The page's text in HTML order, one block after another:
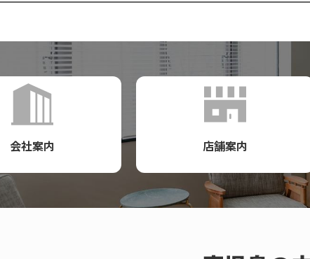
会社案内 店舗案内